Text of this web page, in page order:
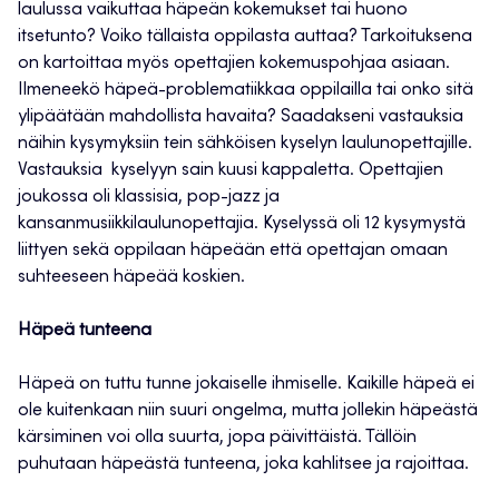
laulussa vaikuttaa häpeän kokemukset tai huono
itsetunto? Voiko tällaista oppilasta auttaa? Tarkoituksena
on kartoittaa myös opettajien kokemuspohjaa asiaan.
Ilmeneekö häpeä-problematiikkaa oppilailla tai onko sitä
ylipäätään mahdollista havaita? Saadakseni vastauksia
näihin kysymyksiin tein sähköisen kyselyn laulunopettajille.
Vastauksia kyselyyn sain kuusi kappaletta. Opettajien
joukossa oli klassisia, pop-jazz ja
kansanmusiikkilaulunopettajia. Kyselyssä oli 12 kysymystä
liittyen sekä oppilaan häpeään että opettajan omaan
suhteeseen häpeää koskien.
Häpeä tunteena
Häpeä on tuttu tunne jokaiselle ihmiselle. Kaikille häpeä ei
ole kuitenkaan niin suuri ongelma, mutta jollekin häpeästä
kärsiminen voi olla suurta, jopa päivittäistä. Tällöin
puhutaan häpeästä tunteena, joka kahlitsee ja rajoittaa.